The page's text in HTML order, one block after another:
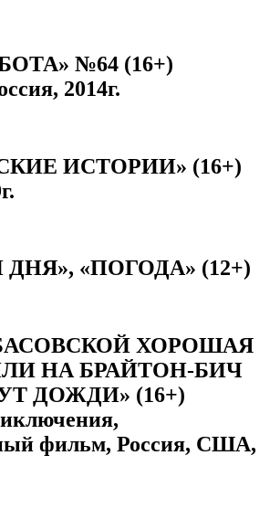
№64 (16+)
2014г.
ИСТОРИИ» (16+)
«ПОГОДА» (12+)
ХОРОШАЯ
НА БРАЙТОН-БИЧ
ДОЖДИ» (16+)
фильм, Россия, США,